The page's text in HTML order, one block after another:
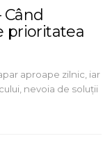
prioritatea
aproape zilnic, iar
nevoia de soluții